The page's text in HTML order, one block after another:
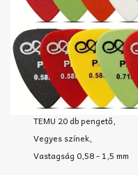
TEMU 20 db pengető,
Vegyes színek,
Vastagság 0,58 - 1,5 mm